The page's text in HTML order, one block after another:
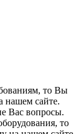
то Вы
нашем сайте.
Вас вопросы.
то